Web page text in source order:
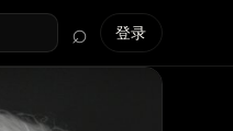
搜索全站
⌕ 登录